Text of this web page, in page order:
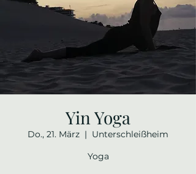
Yin Yoga
Do., 21. März
  |
Unterschleißheim
Yoga